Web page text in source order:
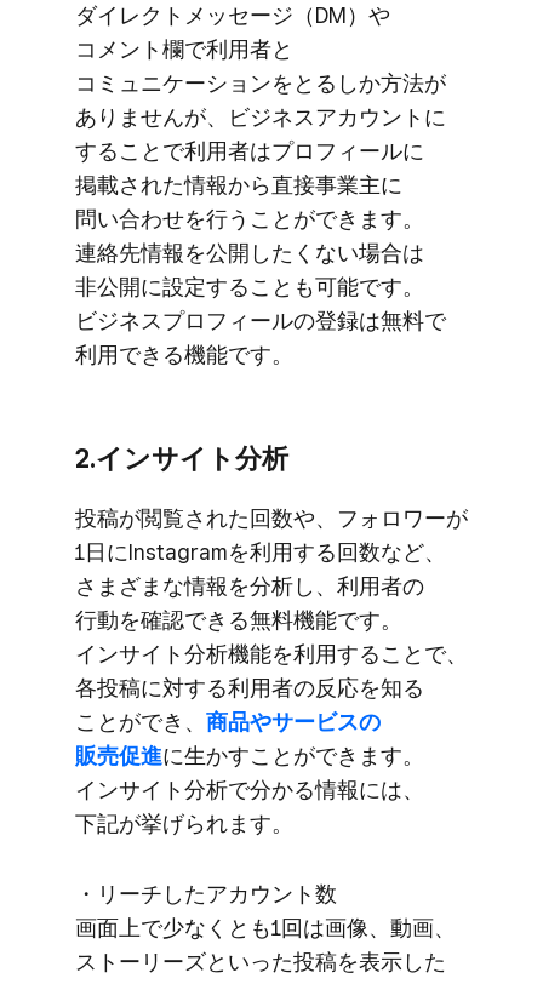
ダイレクトメッセージ​（DM）​や​
コメント欄で​利用者と​
コミュニケーションを​とるしか方​法が​
ありませんが、​ビジネスアカウントに​
する​ことで​利用者は​プロフィールに​
掲載された​情報から​直接事業主に​
問い合わせを​行うことができます。​
連絡先情報を​公開したくない​場合は​
非公開に​設定する​ことも​可能です。​
ビジネスプロフィールの​登録は​無料で​
利用できる​機能です。
2.インサイト分析
投稿が​閲覧された​回数や、​フォロワーが​
1日に​Instagramを​利用する​回数など、​
さまざまな​情報を​分析し、​利用者の​
行動を​確認できる​無料機能です。​
インサイト分析機能を​利用する​ことで、​
各投稿に​対する​利用者の​反応を​知る​
ことができ、 ​商品や​サービスの​
販売促進に​生かすことができます。​
インサイト分析で​分かる​情報には、​
下記が​挙げられます。
・リーチした​アカウント数
画面上で​少なくとも​1回は​画像、​動画、​
ストーリーズと​いった​投稿を​表示した​